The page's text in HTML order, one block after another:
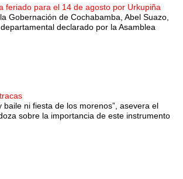
feriado para el 14 de agosto por Urkupiña
Gobernación de Cochabamba, Abel Suazo,
declarado por la Asamblea
baile ni fiesta de los morenos”, asevera el
sobre la importancia de este instrumento